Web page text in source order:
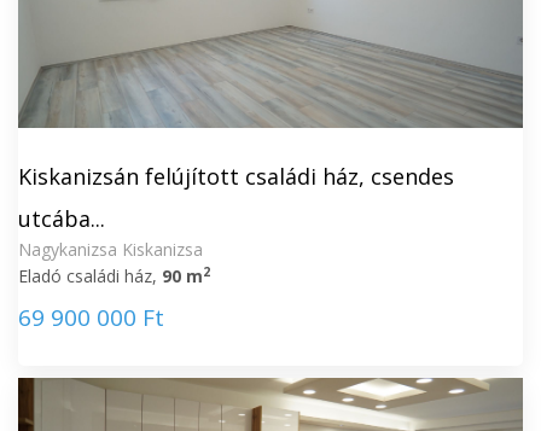
Kiskanizsán felújított családi ház, csendes
utcába...
Nagykanizsa Kiskanizsa
Eladó családi ház, 90 m2
69 900 000 Ft